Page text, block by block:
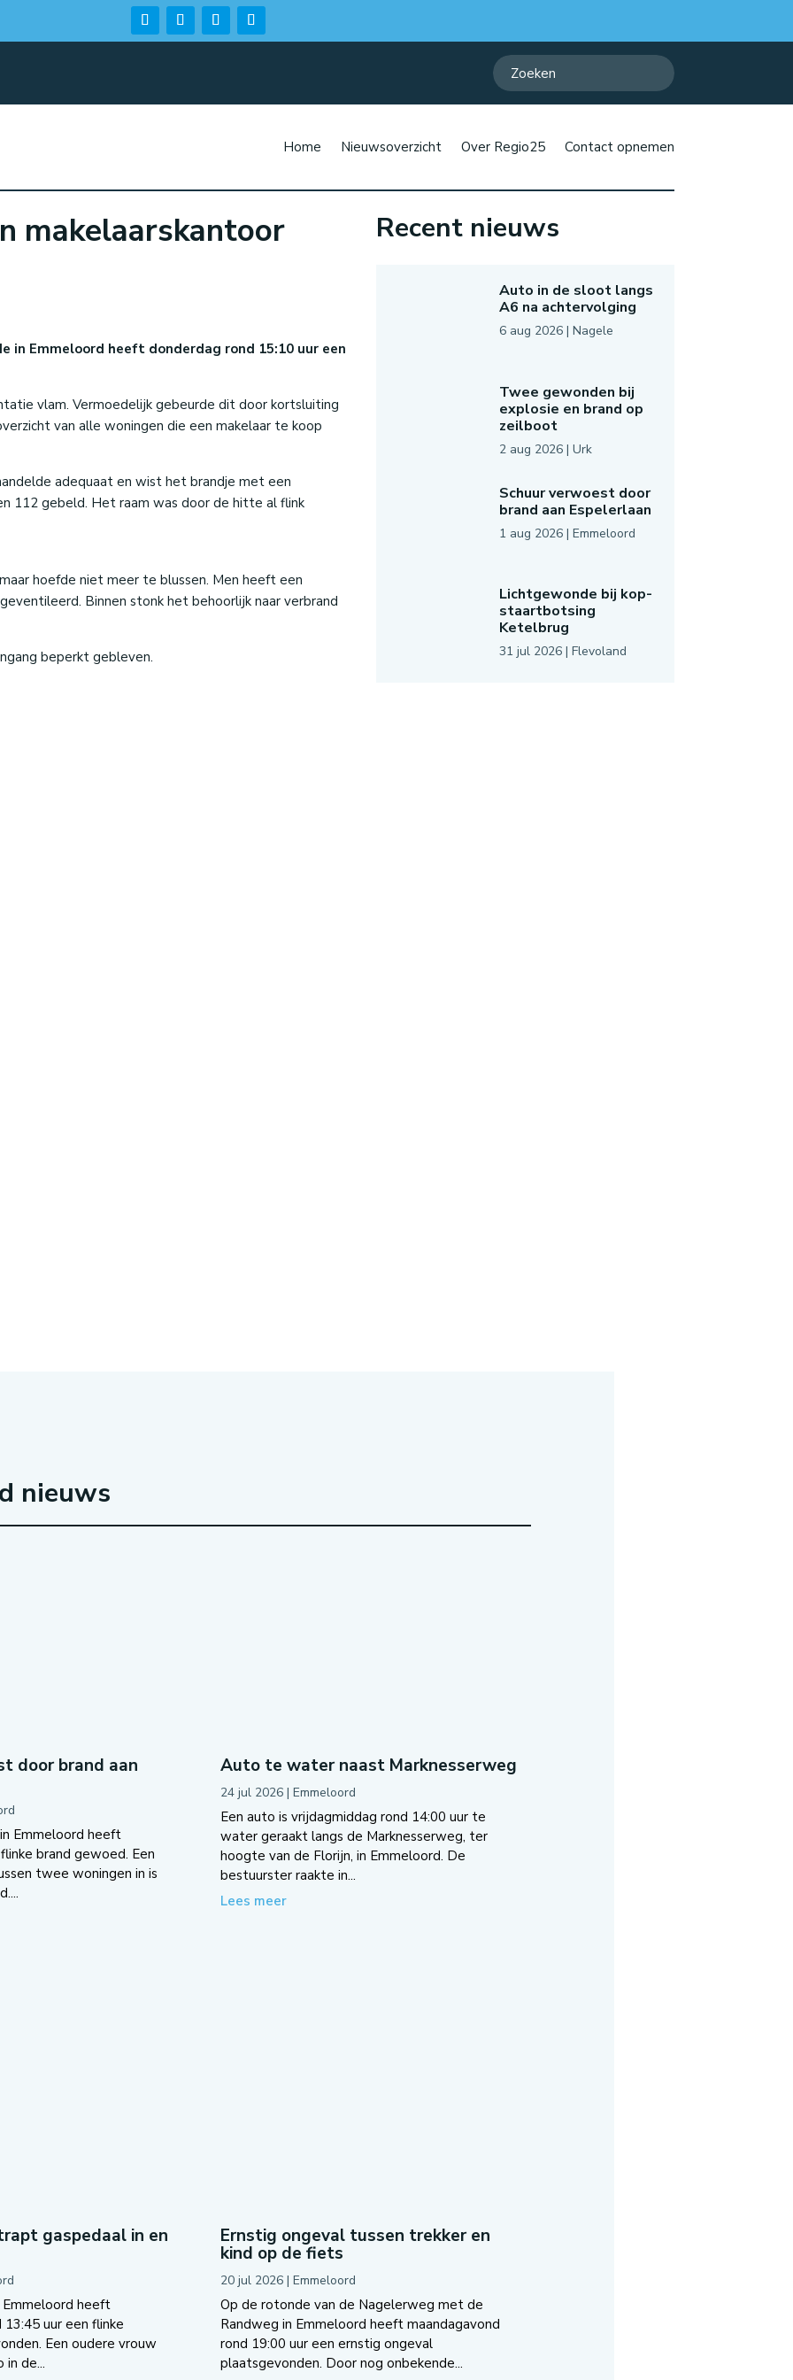
Home Nieuwsoverzicht Over Regio25 Contact opnemen
makelaarskantoor
in Emmeloord heeft donderdag rond 15:10 uur een
vlam. Vermoedelijk gebeurde dit door kortsluiting
van alle woningen die een makelaar te koop
adequaat en wist het brandje met een
112 gebeld. Het raam was door de hitte al flink
hoefde niet meer te blussen. Men heeft een
Binnen stonk het behoorlijk naar verbrand
beperkt gebleven.
Recent nieuws
Auto in de sloot langs
A6 na achtervolging
6 aug 2026| Nagele
Twee gewonden bij
explosie en brand op
zeilboot
2 aug 2026| Urk
Schuur verwoest door
brand aan Espelerlaan
1 aug 2026| Emmeloord
Lichtgewonde bij kop-
staartbotsing
Ketelbrug
31 jul 2026| Flevoland
nieuws
door brand aan
Emmeloord heeft
brand gewoed. Een
twee woningen in is
Auto te water naast Marknesserweg
24 jul 2026| Emmeloord
Een auto is vrijdagmiddag rond 14:00 uur te
water geraakt langs de Marknesserweg, ter
hoogte van de Florijn, in Emmeloord. De
bestuurster raakte in...
Lees meer
gaspedaal in en
heeft
uur een flinke
Een oudere vrouw
de...
Ernstig ongeval tussen trekker en
kind op de fiets
20 jul 2026| Emmeloord
Op de rotonde van de Nagelerweg met de
Randweg in Emmeloord heeft maandagavond
rond 19:00 uur een ernstig ongeval
plaatsgevonden. Door nog onbekende...